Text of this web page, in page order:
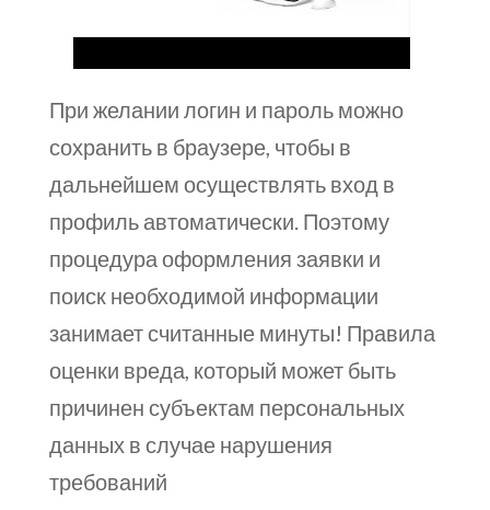
При желании логин и пароль можно
сохранить в браузере, чтобы в
дальнейшем осуществлять вход в
профиль автоматически. Поэтому
процедура оформления заявки и
поиск необходимой информации
занимает считанные минуты! Правила
оценки вреда, который может быть
причинен субъектам персональных
данных в случае нарушения
требований